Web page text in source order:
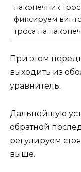
наконечник
фиксируем
троса на
При этом
выходить из
уравнитель.
Дальнейшую
обратной
регулируем
выше.